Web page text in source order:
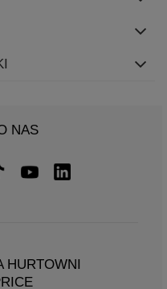
NAS
HURTOWNI